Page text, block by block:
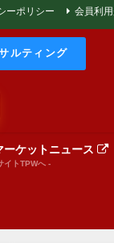
ーポリシー 会員利
ルティング
ーケットニュース
イトTPWへ -